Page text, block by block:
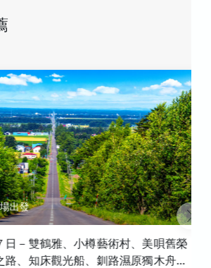
發
－雙鶴雅、小樽藝術村、美唄舊榮
、知床觀光船、釧路濕原獨木舟、